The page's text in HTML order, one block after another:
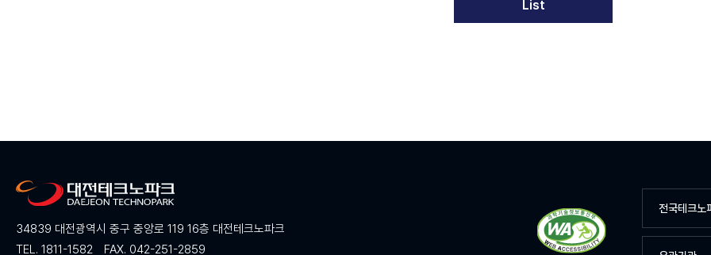
List
34839 대전광역시 중구 중앙로 119 16층 대전테크노파크
TEL. 1811-1582
FAX. 042-251-2859
전국테크노